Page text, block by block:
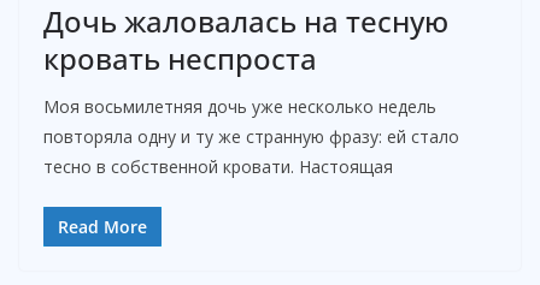
Дочь жаловалась на тесную
кровать неспроста
Моя восьмилетняя дочь уже несколько недель
повторяла одну и ту же странную фразу: ей стало
тесно в собственной кровати. Настоящая
Read More